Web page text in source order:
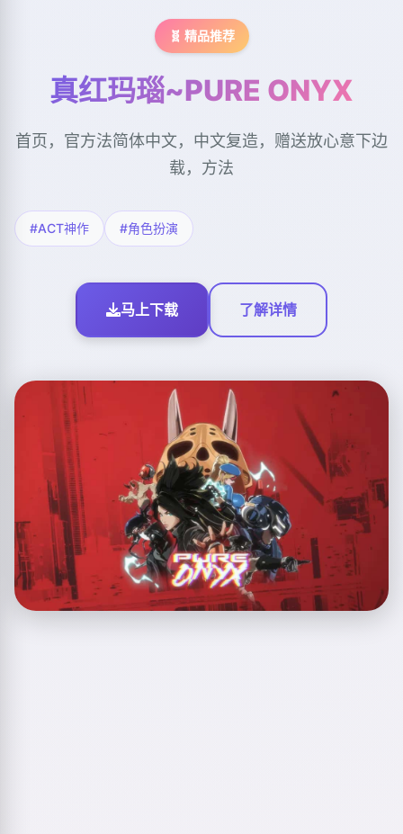
🧬 精品推荐
真红玛瑙~PURE ONYX
首页，官方法简体中文，中文复造，赠送放心意下边
载，方法
#ACT神作 #角色扮演
马上下载 了解详情